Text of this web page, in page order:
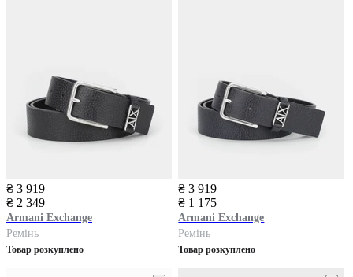
₴ 3 919
₴ 2 349
Armani Exchange
Ремінь
Товар розкуплено
₴ 3 919
₴ 1 175
Armani Exchange
Ремінь
Товар розкуплено